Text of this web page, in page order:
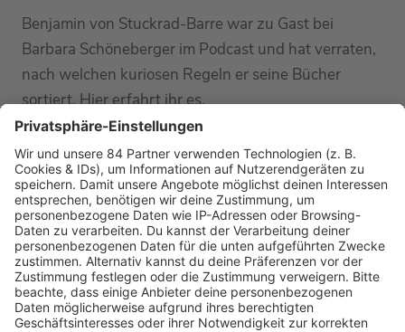
Benjamin von Stuckrad-Barre war zu Gast bei
Barbara Schöneberger im Podcast und hat verraten,
nach welchen kuriosen Regeln er seine Bücher
sortiert. Hier erfahrt ihr es.
MEHR LESEN
HOME
RADIOS